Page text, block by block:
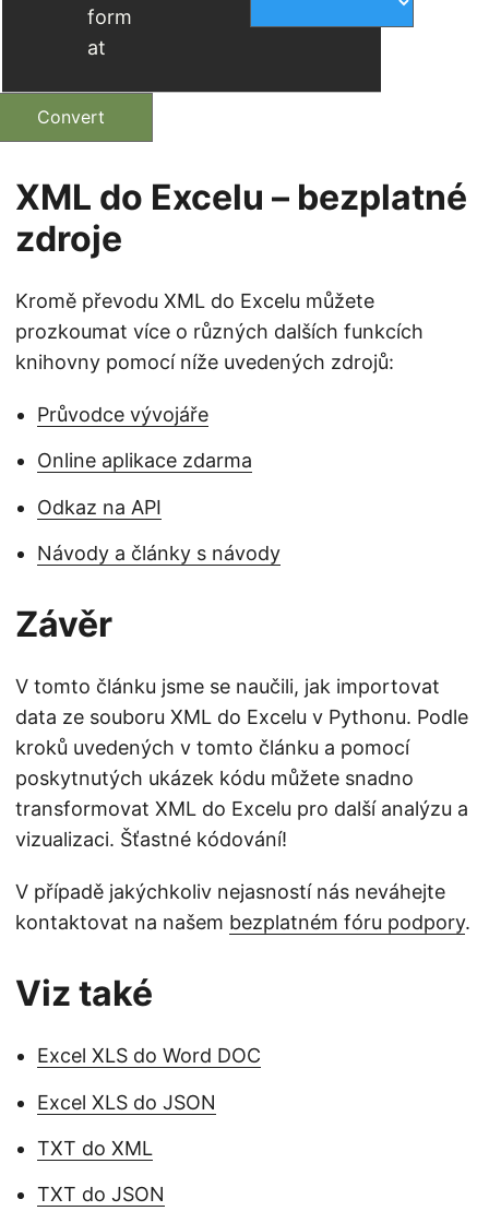
form
at
Convert
XML do Excelu – bezplatné
zdroje
Kromě převodu XML do Excelu můžete
prozkoumat více o různých dalších funkcích
knihovny pomocí níže uvedených zdrojů:
Průvodce vývojáře
Online aplikace zdarma
Odkaz na API
Návody a články s návody
Závěr
V tomto článku jsme se naučili, jak importovat
data ze souboru XML do Excelu v Pythonu. Podle
kroků uvedených v tomto článku a pomocí
poskytnutých ukázek kódu můžete snadno
transformovat XML do Excelu pro další analýzu a
vizualizaci. Šťastné kódování!
V případě jakýchkoliv nejasností nás neváhejte
kontaktovat na našem bezplatném fóru podpory.
Viz také
Excel XLS do Word DOC
Excel XLS do JSON
TXT do XML
TXT do JSON